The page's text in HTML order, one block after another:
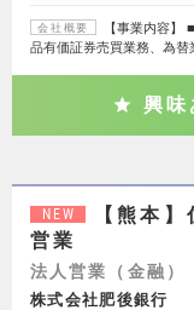
会社概要
【事業内容】
品有価証券売買業務、為
興味
NEW
【熊本
営業
法人営業（金融）
株式会社肥後銀行